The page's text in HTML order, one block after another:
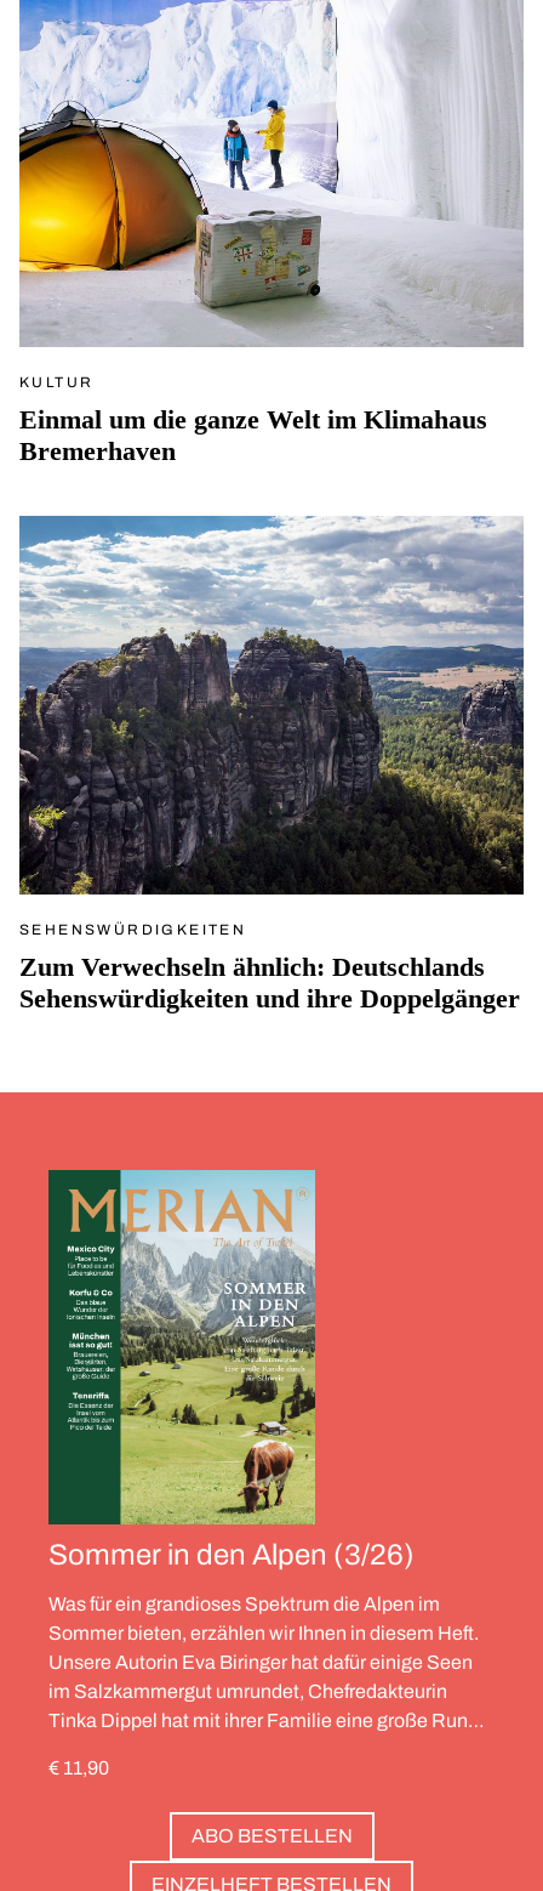
KULTUR
Einmal um die ganze Welt im Klimahaus
Bremerhaven
SEHENSWÜRDIGKEITEN
Zum Verwechseln ähnlich: Deutschlands
Sehenswürdigkeiten und ihre Doppelgänger
Sommer in den Alpen (3/26)
Was für ein grandioses Spektrum die Alpen im
Sommer bieten, erzählen wir Ihnen in diesem Heft.
Unsere Autorin Eva Biringer hat dafür einige Seen
im Salzkammergut umrundet, Chefredakteurin
Tinka Dippel hat mit ihrer Familie eine große Runde
Helfrich ist über viele Gipfel gegangen – von
Salzburg bis nach Triest. Und die Redaktion hat
zwölf Hotels gesammelt, die zweierlei gemeinsam
haben: Sie sind die perfekte Basis, um Gipfel zu
€ 11,90
ABO BESTELLEN
EINZELHEFT BESTELLEN